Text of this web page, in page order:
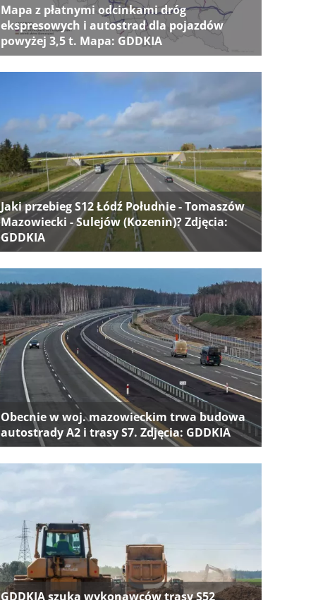
Mapa z płatnymi odcinkami dróg
ekspresowych i autostrad dla pojazdów
powyżej 3,5 t. Mapa: GDDKIA
Jaki przebieg S12 Łódź Południe - Tomaszów
Mazowiecki - Sulejów (Kozenin)? Zdjęcia:
GDDKIA
Obecnie w woj. mazowieckim trwa budowa
autostrady A2 i trasy S7. Zdjęcia: GDDKIA
GDDKIA szuka wykonawców trasy S52